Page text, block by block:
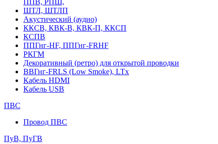
ППВ, РПШ,
ШТЛ, ШТЛП
Акустический (аудио)
ККСВ, КВК-В, КВК-П, ККСП
КСПВ
ППГнг-HF, ППГнг-FRHF
РКГМ
Декоративный (ретро) для открытой проводки
ВВГнг-FRLS (Low Smoke), LTx
Кабель HDMI
Кабель USB
ПВС
Провод ПВС
ПуВ, ПуГВ